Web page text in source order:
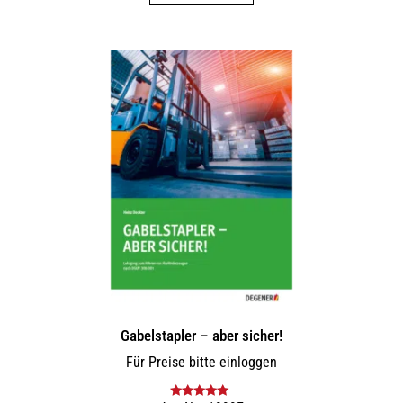
Gabelstapler – aber sicher!
Für Preise bitte einloggen